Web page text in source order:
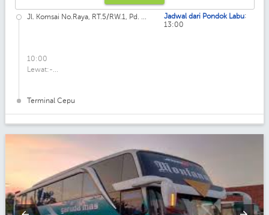
Jl. Komsai No.Raya, RT.5/RW.1, Pd. ...
10:00
Lewat:-...
Terminal Cepu
Jadwal dari Pondok Labu:
13:00